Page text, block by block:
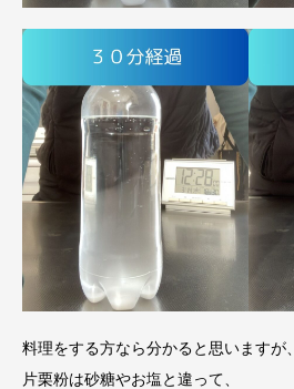
料理をする方なら分かると思いますが、
片栗粉は砂糖やお塩と違って、